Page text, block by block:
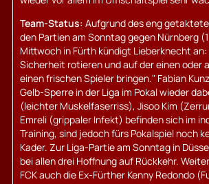
Team-Status: Aufgrund des eng
den Partien am Sonntag gegen Nürnberg
Mittwoch in Fürth kündigt Lieberknecht
Sicherheit rotieren und auf der einen oder
einen frischen Spieler bringen." Fabian
Gelb-Sperre in der Liga im Pokal wieder
(leichter Muskelfaserriss), Jisoo Kim
Emreli (grippaler Infekt) befinden sich im
Training, sind jedoch fürs Pokalspiel noch
Kader. Zur Liga-Partie am Sonntag in
bei allen drei Hoffnung auf Rückkehr.
FCK auch die Ex-Fürther Kenny Redondo